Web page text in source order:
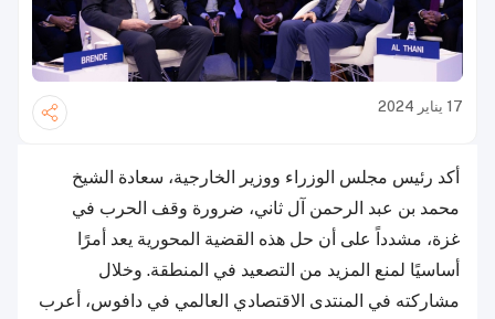
17 يناير 2024
أكد رئيس مجلس الوزراء ووزير الخارجية، سعادة الشيخ
محمد بن عبد الرحمن آل ثاني، ضرورة وقف الحرب في
غزة، مشدداً على أن حل هذه القضية المحورية يعد أمرًا
أساسيًا لمنع المزيد من التصعيد في المنطقة. وخلال
مشاركته في المنتدى الاقتصادي العالمي في دافوس، أعرب